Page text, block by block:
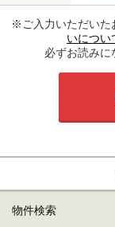
※ご入力いただいた
いについ
必ずお読みに
物件検索